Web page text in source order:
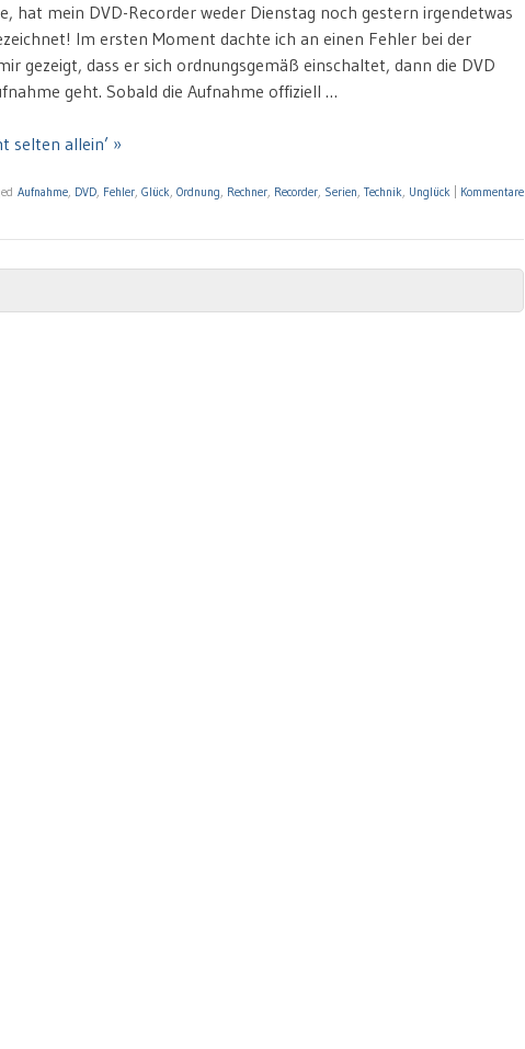
hat mein DVD-Recorder weder Dienstag noch gestern irgendetwas
Im ersten Moment dachte ich an einen Fehler bei der
gezeigt, dass er sich ordnungsgemäß einschaltet, dann die DVD
geht. Sobald die Aufnahme offiziell …
selten allein’ »
Aufnahme, DVD, Fehler, Glück, Ordnung, Rechner, Recorder, Serien, Technik, Unglück Kommentare